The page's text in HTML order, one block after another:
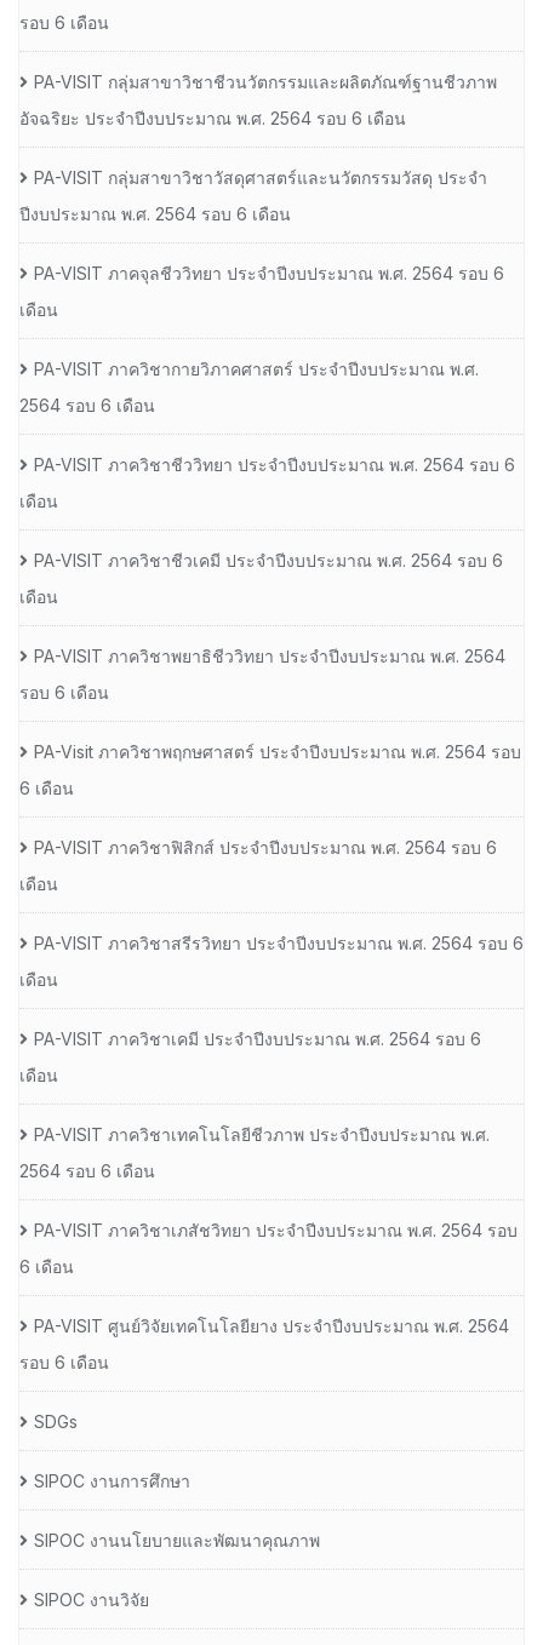
รอบ 6 เดือน
PA-VISIT กลุ่มสาขาวิชาชีวนวัตกรรมและผลิตภัณฑ์ฐานชีวภาพ
อัจฉริยะ ประจำปีงบประมาณ พ.ศ. 2564 รอบ 6 เดือน
PA-VISIT กลุ่มสาขาวิชาวัสดุศาสตร์และนวัตกรรมวัสดุ ประจำ
ปีงบประมาณ พ.ศ. 2564 รอบ 6 เดือน
PA-VISIT ภาคจุลชีววิทยา ประจำปีงบประมาณ พ.ศ. 2564 รอบ 6
เดือน
PA-VISIT ภาควิชากายวิภาคศาสตร์ ประจำปีงบประมาณ พ.ศ.
2564 รอบ 6 เดือน
PA-VISIT ภาควิชาชีววิทยา ประจำปีงบประมาณ พ.ศ. 2564 รอบ 6
เดือน
PA-VISIT ภาควิชาชีวเคมี ประจำปีงบประมาณ พ.ศ. 2564 รอบ 6
เดือน
PA-VISIT ภาควิชาพยาธิชีววิทยา ประจำปีงบประมาณ พ.ศ. 2564
รอบ 6 เดือน
PA-Visit ภาควิชาพฤกษศาสตร์ ประจำปีงบประมาณ พ.ศ. 2564 รอบ
6 เดือน
PA-VISIT ภาควิชาฟิสิกส์ ประจำปีงบประมาณ พ.ศ. 2564 รอบ 6
เดือน
PA-VISIT ภาควิชาสรีรวิทยา ประจำปีงบประมาณ พ.ศ. 2564 รอบ 6
เดือน
PA-VISIT ภาควิชาเคมี ประจำปีงบประมาณ พ.ศ. 2564 รอบ 6
เดือน
PA-VISIT ภาควิชาเทคโนโลยีชีวภาพ ประจำปีงบประมาณ พ.ศ.
2564 รอบ 6 เดือน
PA-VISIT ภาควิชาเภสัชวิทยา ประจำปีงบประมาณ พ.ศ. 2564 รอบ
6 เดือน
PA-VISIT ศูนย์วิจัยเทคโนโลยียาง ประจำปีงบประมาณ พ.ศ. 2564
รอบ 6 เดือน
SDGs
SIPOC งานการศึกษา
SIPOC งานนโยบายและพัฒนาคุณภาพ
SIPOC งานวิจัย